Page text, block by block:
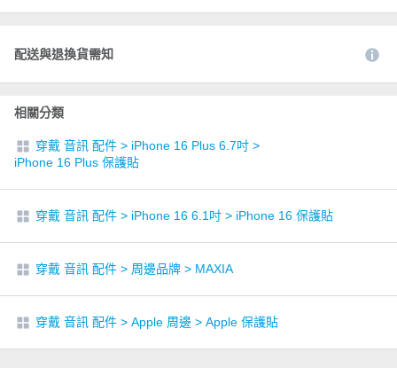
配送與退換貨需知
相關分類
穿戴 音訊 配件 > iPhone 16 Plus 6.7吋 >
iPhone 16 Plus 保護貼
穿戴 音訊 配件 > iPhone 16 6.1吋 > iPhone 16 保護貼
穿戴 音訊 配件 > 周邊品牌 > MAXIA
穿戴 音訊 配件 > Apple 周邊 > Apple 保護貼